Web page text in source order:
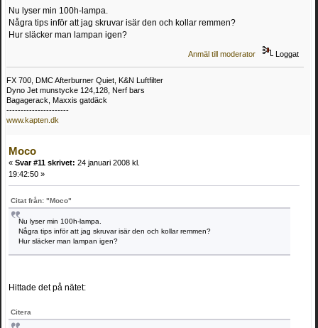
Nu lyser min 100h-lampa.
Några tips inför att jag skruvar isär den och kollar remmen?
Hur släcker man lampan igen?
Anmäl till moderator Loggat
FX 700, DMC Afterburner Quiet, K&N Luftfilter
Dyno Jet munstycke 124,128, Nerf bars
Bagagerack, Maxxis gatdäck
----------------------
www.kapten.dk
Moco
« Svar #11 skrivet: 24 januari 2008 kl.
19:42:50 »
Citat från: "Moco"
Nu lyser min 100h-lampa.
Några tips inför att jag skruvar isär den och kollar remmen?
Hur släcker man lampan igen?
Hittade det på nätet:
Citera